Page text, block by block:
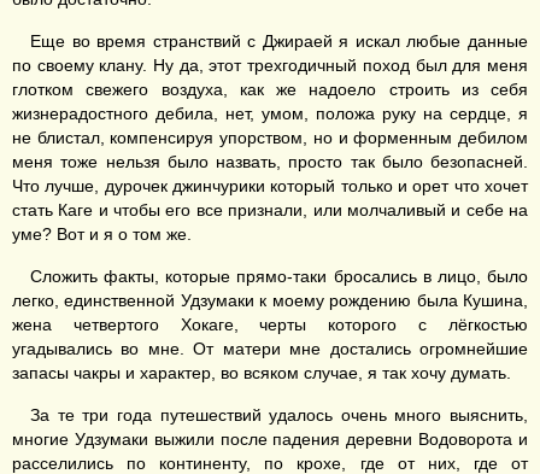
Еще во время странствий с Джираей я искал любые данные
по своему клану. Ну да, этот трехгодичный поход был для меня
глотком свежего воздуха, как же надоело строить из себя
жизнерадостного дебила, нет, умом, положа руку на сердце, я
не блистал, компенсируя упорством, но и форменным дебилом
меня тоже нельзя было назвать, просто так было безопасней.
Что лучше, дурочек джинчурики который только и орет что хочет
стать Каге и чтобы его все признали, или молчаливый и себе на
уме? Вот и я о том же.
Сложить факты, которые прямо-таки бросались в лицо, было
легко, единственной Удзумаки к моему рождению была Кушина,
жена четвертого Хокаге, черты которого с лёгкостью
угадывались во мне. От матери мне достались огромнейшие
запасы чакры и характер, во всяком случае, я так хочу думать.
За те три года путешествий удалось очень много выяснить,
многие Удзумаки выжили после падения деревни Водоворота и
расселились по континенту, по крохе, где от них, где от